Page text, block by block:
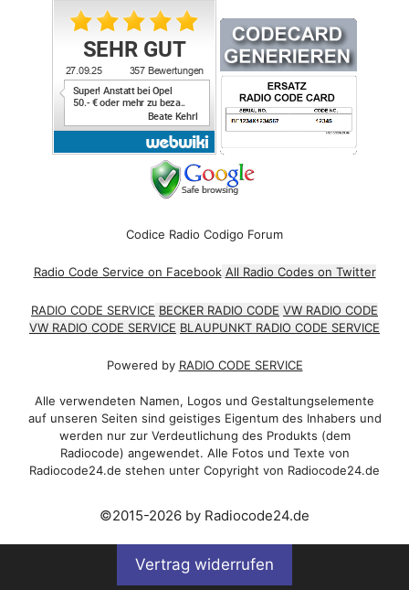
Codice Radio Codigo Forum
Radio Code Service on Facebook All Radio Codes on Twitter
RADIO CODE SERVICE BECKER RADIO CODE VW RADIO CODE
VW RADIO CODE SERVICE BLAUPUNKT RADIO CODE SERVICE
Powered by RADIO CODE SERVICE
Alle verwendeten Namen, Logos und Gestaltungselemente
auf unseren Seiten sind geistiges Eigentum des Inhabers und
werden nur zur Verdeutlichung des Produkts (dem
Radiocode) angewendet. Alle Fotos und Texte von
Radiocode24.de stehen unter Copyright von Radiocode24.de
©2015-2026 by Radiocode24.de
Vertrag widerrufen